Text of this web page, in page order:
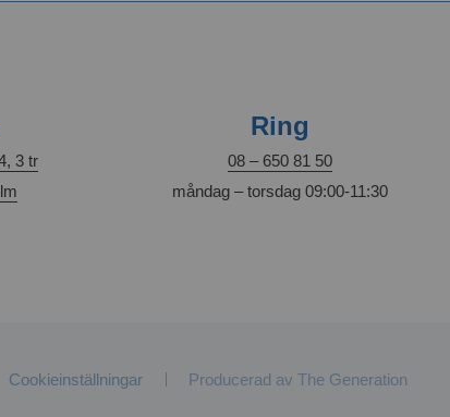
3 tr
Ring
08 – 650 81 50
måndag – torsdag 09:00-11:30
Cookieinställningar Producerad av The Generation